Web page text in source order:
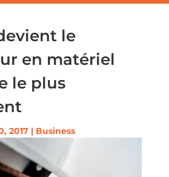
le
en matériel
le plus
2017| Business